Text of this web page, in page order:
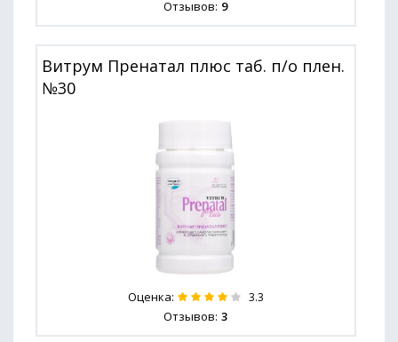
Отзывов: 9
Витрум Пренатал плюс таб. п/о плен.
№30
Оценка: 3.3
Отзывов: 3